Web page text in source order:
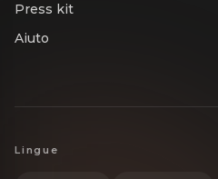
Press kit
Aiuto
Lingue